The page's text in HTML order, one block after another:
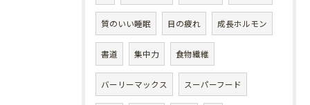
質のいい睡眠 目の疲れ 成長ホルモン
書道 集中力 食物繊維
バーリーマックス スーパーフード